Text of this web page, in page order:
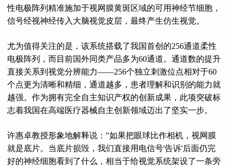
性电极阵列精准施加于视网膜黄斑区域的可用神经节细胞，
信号经视神经传入大脑视觉皮层，最终产生仿生视觉。
尤为值得关注的是，该系统搭载了我国首创的256通道柔性
电极阵列，而目前国外同类产品多为60通道。通道数的提升
直接关系到视觉分辨能力——256个独立刺激位点相对于60
个点更为清晰和精细，通道越多，患者理解和识别的能力就
越强。作为拥有完全自主知识产权的创新成果，此项突破标
志着我国在高端医疗器械自主创新领域迈出了坚实一步。
许惠卓教授形象地解释说："如果把眼球比作相机，视网膜
就是底片。当底片损毁，我们直接用电信号'告诉'后面仍完
好的神经细胞看到了什么，相当于给视觉系统架设了一条旁